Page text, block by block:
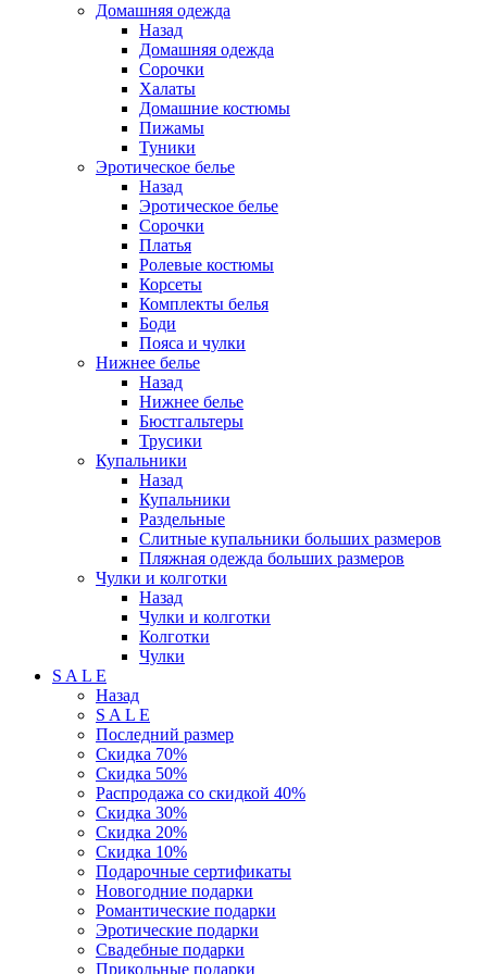
Домашняя одежда
Назад
Домашняя одежда
Сорочки
Халаты
Домашние костюмы
Пижамы
Туники
Эротическое белье
Назад
Эротическое белье
Сорочки
Платья
Ролевые костюмы
Корсеты
Комплекты белья
Боди
Пояса и чулки
Нижнее белье
Назад
Нижнее белье
Бюстгальтеры
Трусики
Купальники
Назад
Купальники
Раздельные
Слитные купальники больших размеров
Пляжная одежда больших размеров
Чулки и колготки
Назад
Чулки и колготки
Колготки
Чулки
S A L E
Назад
S A L E
Последний размер
Скидка 70%
Скидка 50%
Распродажа со скидкой 40%
Скидка 30%
Скидка 20%
Скидка 10%
Подарочные сертификаты
Новогодние подарки
Романтические подарки
Эротические подарки
Свадебные подарки
Прикольные подарки